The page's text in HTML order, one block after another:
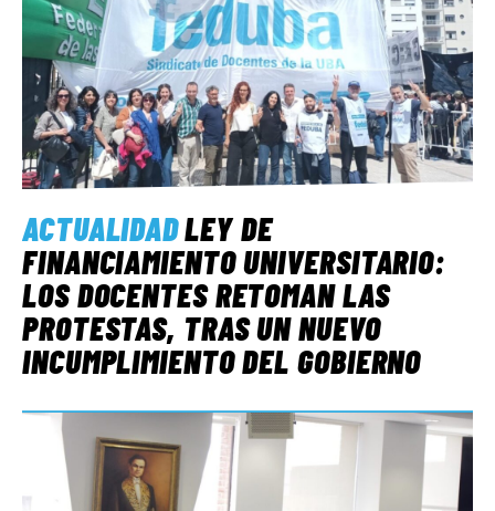
ACTUALIDADLEY DE
FINANCIAMIENTO UNIVERSITARIO:
LOS DOCENTES RETOMAN LAS
PROTESTAS, TRAS UN NUEVO
INCUMPLIMIENTO DEL GOBIERNO